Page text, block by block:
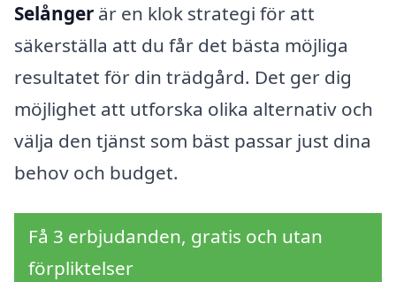
Selånger är en klok strategi för att
säkerställa att du får det bästa möjliga
resultatet för din trädgård. Det ger dig
möjlighet att utforska olika alternativ och
välja den tjänst som bäst passar just dina
behov och budget.
Få 3 erbjudanden, gratis och utan
förpliktelser